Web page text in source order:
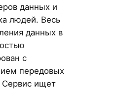
данных и
людей. Весь
данных в
с
передовых
Сервис ищет